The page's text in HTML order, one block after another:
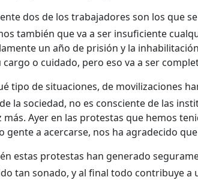
dos de los trabajadores son los que
también que va a ser insuficiente
un año de prisión y la
o cuidado, pero eso va a ser
tipo de situaciones, de movilizaciones
la sociedad, no es consciente de las
más. Ayer en las protestas que hemos
gente a acercarse, nos ha agradecido
estas protestas han generado
tan sonado, y al final todo contribuye